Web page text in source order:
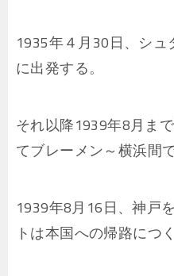
1935年４月30日、シ
に出発する。
それ以降1939年8月ま
てブレーメン～横浜間
1939年8月16日、神戸
トは本国への帰路につく